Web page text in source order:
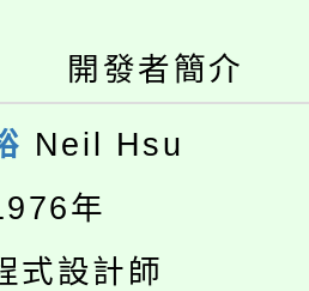
，中低收入戶
，詳情可洽有
教育及科技
能研習
教育及科技中
習
活教案入校路
農教育專業人
開發者簡介
Neil Hsu
年
式設計師